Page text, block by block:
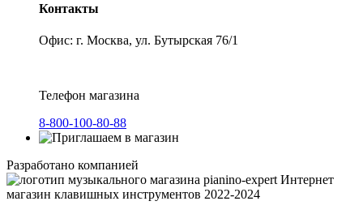
Контакты
Офис: г. Москва, ул. Бутырская 76/1
Телефон магазина
8-800-100-80-88
Разработано компанией
Интернет
магазин клавишных инструментов 2022-2024